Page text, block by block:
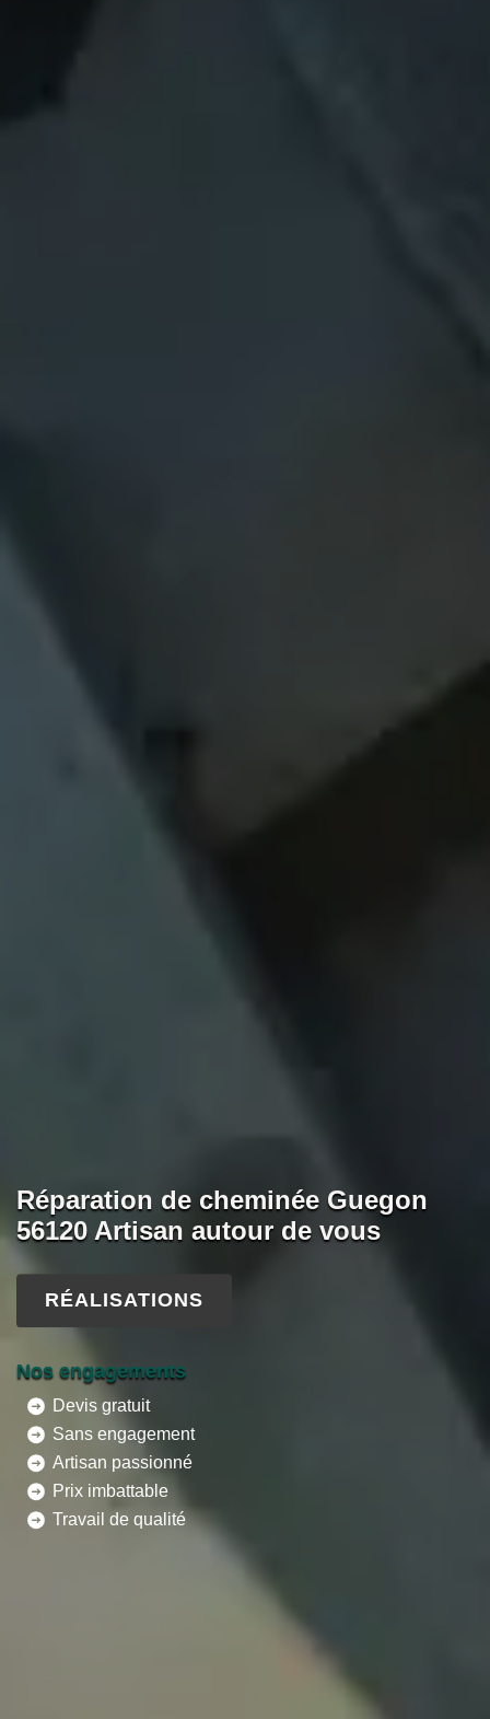
Réparation de cheminée Guegon
56120 Artisan autour de vous
RÉALISATIONS
Nos engagements
Devis gratuit
Sans engagement
Artisan passionné
Prix imbattable
Travail de qualité